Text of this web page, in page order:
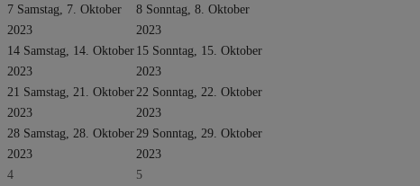
7 Samstag, 7. Oktober
2023
8 Sonntag, 8. Oktober
2023
14 Samstag, 14. Oktober
2023
15 Sonntag, 15. Oktober
2023
21 Samstag, 21. Oktober
2023
22 Sonntag, 22. Oktober
2023
28 Samstag, 28. Oktober
2023
29 Sonntag, 29. Oktober
2023
4 5